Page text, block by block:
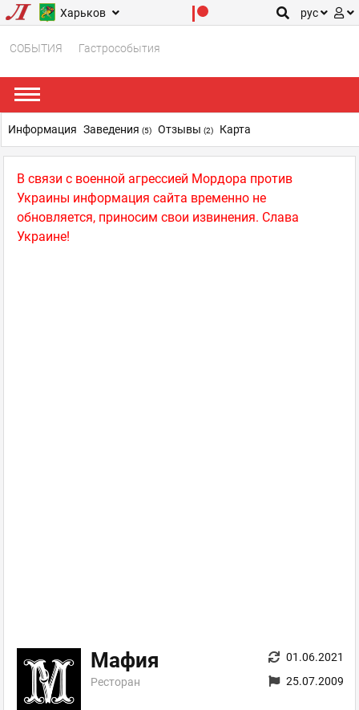
Харьков рус
СОБЫТИЯ Гастрособытия
В связи с военной агрессией Мордора против
Украины информация сайта временно не
обновляется, приносим свои извинения. Слава
Украине!
Мафия
Ресторан
01.06.2021
25.07.2009
Информация Заведения (5) Отзывы (2) Карта